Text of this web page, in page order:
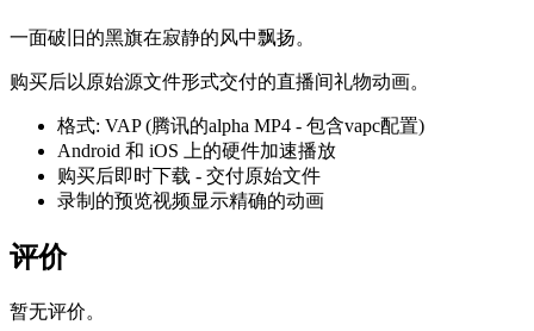
一面破旧的黑旗在寂静的风中飘扬。
购买后以原始源文件形式交付的直播间礼物动画。
格式: VAP (腾讯的alpha MP4 - 包含vapc配置)
Android 和 iOS 上的硬件加速播放
购买后即时下载 - 交付原始文件
录制的预览视频显示精确的动画
评价
暂无评价。